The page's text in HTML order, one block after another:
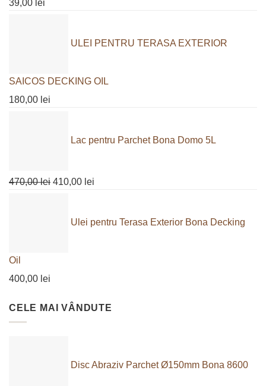
39,00 lei
ULEI PENTRU TERASA EXTERIOR
SAICOS DECKING OIL
180,00 lei
Lac pentru Parchet Bona Domo 5L
470,00lei Prețul
410,00 lei
410,00 lei.
Ulei pentru Terasa Exterior Bona Decking
Oil
400,00 lei
CELE MAI VÂNDUTE
Disc Abraziv Parchet Ø150mm Bona 8600